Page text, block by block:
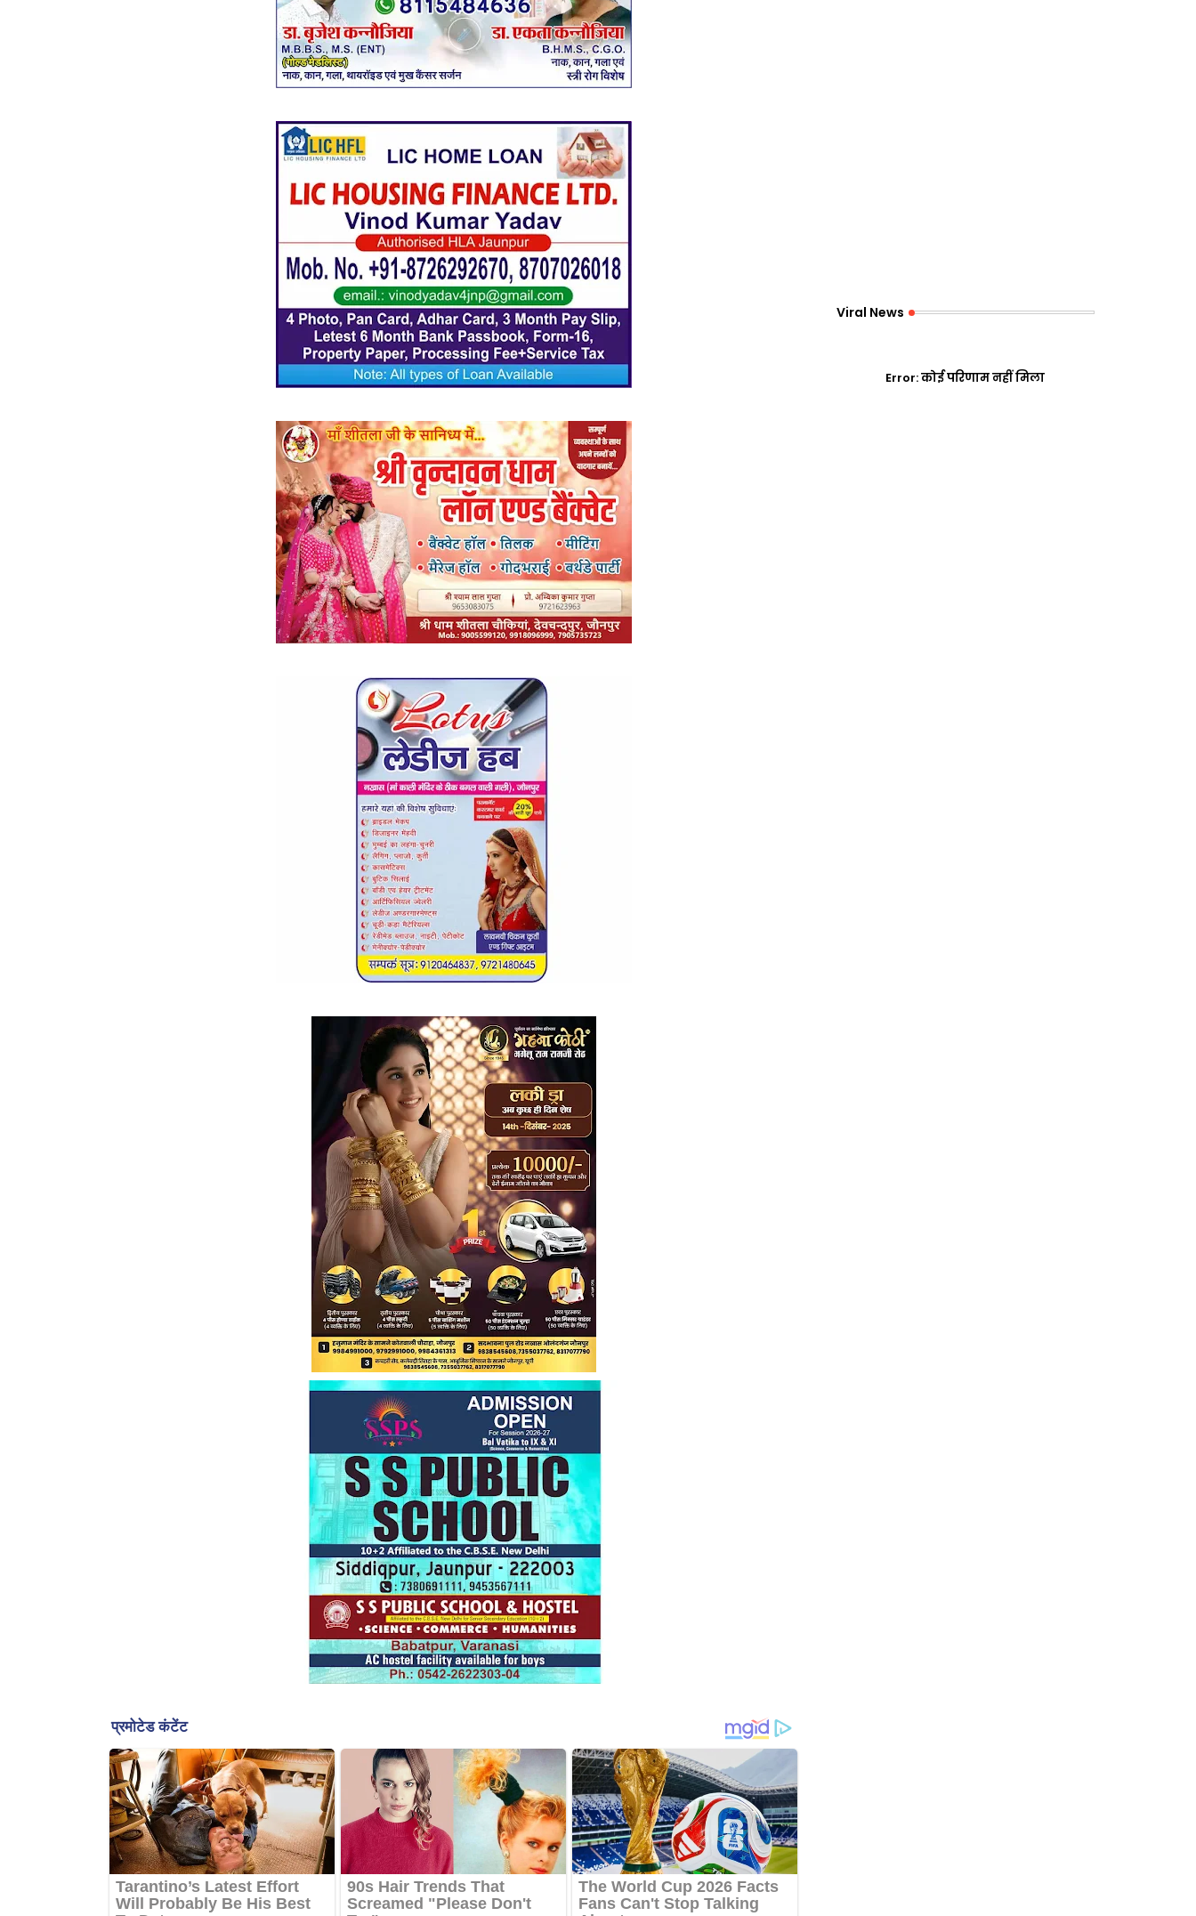
Viral News
Error:कोई परिणाम नहीं मिला